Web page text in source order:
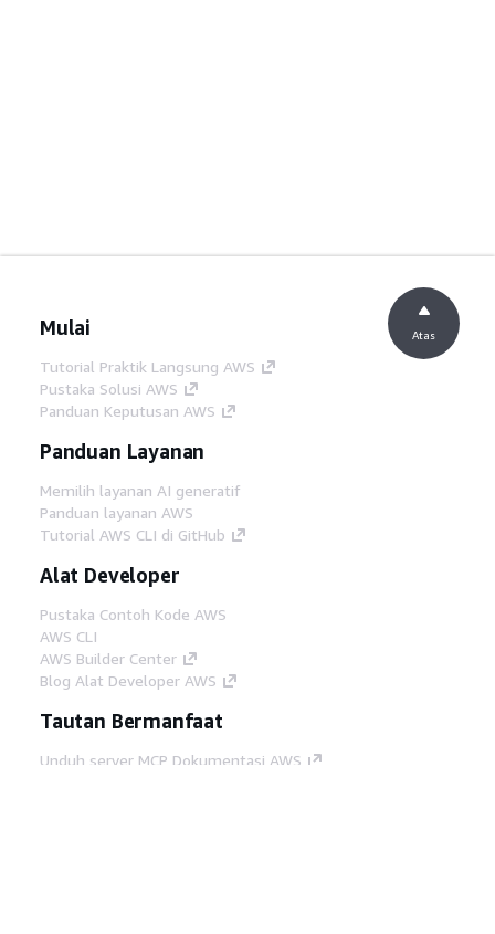
Mulai
Tutorial Praktik Langsung AWS
Pustaka Solusi AWS
Panduan Keputusan AWS
Panduan Layanan
Memilih layanan AI generatif
Panduan layanan AWS
Tutorial AWS CLI di GitHub
Alat Developer
Pustaka Contoh Kode AWS
AWS CLI
AWS Builder Center
Blog Alat Developer AWS
Tautan Bermanfaat
Unduh server MCP Dokumentasi AWS
Atas